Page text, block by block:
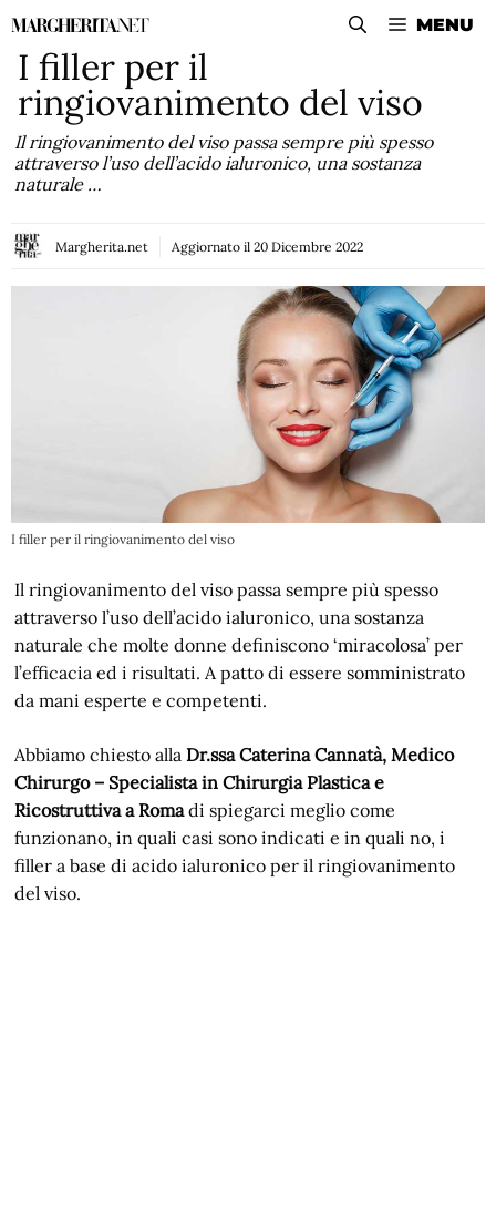
Vai
contenuto
MENU
I filler per il
ringiovanimento del viso
Il ringiovanimento del viso passa sempre più spesso
attraverso l’uso dell’acido ialuronico, una sostanza
naturale …
Margherita.net Aggiornato il 20 Dicembre 2022
I filler per il ringiovanimento del viso
Il ringiovanimento del viso passa sempre più spesso
attraverso l’uso dell’acido ialuronico, una sostanza
naturale che molte donne definiscono ‘miracolosa’ per
l’efficacia ed i risultati. A patto di essere somministrato
da mani esperte e competenti.
Abbiamo chiesto allaDr.ssa Caterina Cannatà, Medico
Chirurgo – Specialista in Chirurgia Plastica e
Ricostruttiva a Romadi spiegarci meglio come
funzionano, in quali casi sono indicati e in quali no, i
filler a base di acido ialuronico per il ringiovanimento
del viso.